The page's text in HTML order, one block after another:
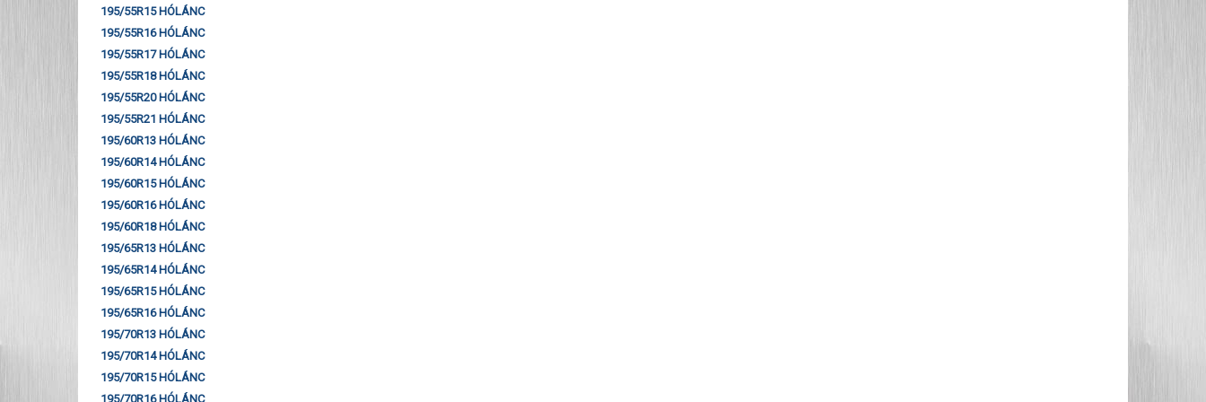
195/55R15 HÓLÁNC
195/55R16 HÓLÁNC
195/55R17 HÓLÁNC
195/55R18 HÓLÁNC
195/55R20 HÓLÁNC
195/55R21 HÓLÁNC
195/60R13 HÓLÁNC
195/60R14 HÓLÁNC
195/60R15 HÓLÁNC
195/60R16 HÓLÁNC
195/60R18 HÓLÁNC
195/65R13 HÓLÁNC
195/65R14 HÓLÁNC
195/65R15 HÓLÁNC
195/65R16 HÓLÁNC
195/70R13 HÓLÁNC
195/70R14 HÓLÁNC
195/70R15 HÓLÁNC
195/70R16 HÓLÁNC